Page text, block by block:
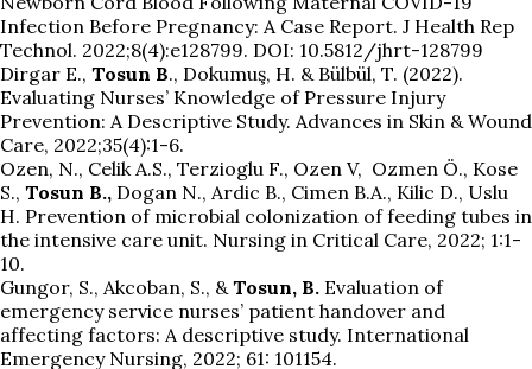
Infection Before Pregnancy: A Case Report. J Health Rep
Technol. 2022;8(4):e128799. DOI: 10.5812/jhrt-128799
Dirgar E., Tosun B., Dokumuş, H. & Bülbül, T. (2022).
Evaluating Nurses’ Knowledge of Pressure Injury
Prevention: A Descriptive Study. Advances in Skin & Wound
Care, 2022;35(4):1-6.
Ozen, N., Celik A.S., Terzioglu F., Ozen V, Ozmen Ö., Kose
S., Tosun B., Dogan N., Ardic B., Cimen B.A., Kilic D., Uslu
H. Prevention of microbial colonization of feeding tubes in
the intensive care unit. Nursing in Critical Care, 2022; 1:1-
10.
Gungor, S., Akcoban, S., &Tosun, B. Evaluation of
emergency service nurses’ patient handover and
affecting factors: A descriptive study. International
Emergency Nursing, 2022; 61: 101154.